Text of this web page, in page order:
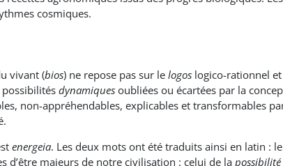
cosmiques.
vivant (bios) ne repose pas sur le logos logico-rationnel
possibilités dynamiques oubliées ou écartées par la
non-appréhendables, explicables et transformables
energeia. Les deux mots ont été traduits ainsi en latin :
d’être majeurs de notre civilisation : celui de lapossibilité